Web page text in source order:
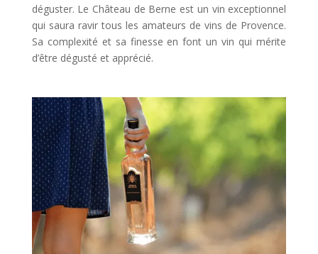
déguster. Le Château de Berne est un vin exceptionnel
qui saura ravir tous les amateurs de vins de Provence.
Sa complexité et sa finesse en font un vin qui mérite
d’être dégusté et apprécié.